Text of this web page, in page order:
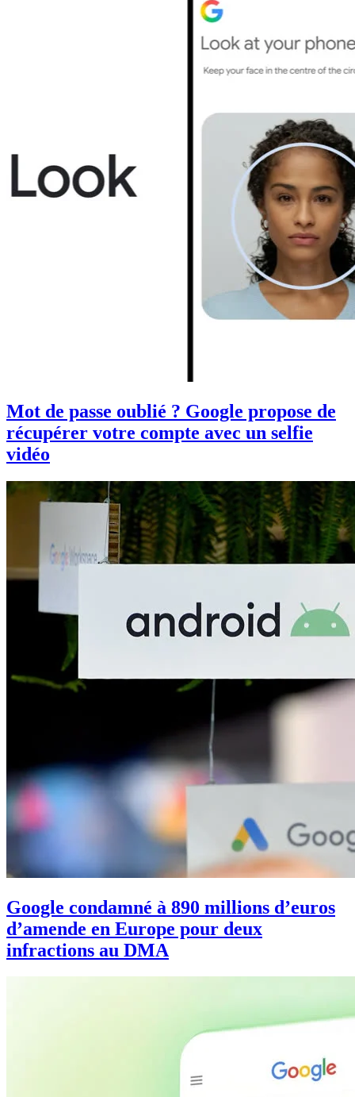
Mot de passe oublié ? Google propose de
récupérer votre compte avec un selfie
vidéo
Google condamné à 890 millions d’euros
d’amende en Europe pour deux
infractions au DMA